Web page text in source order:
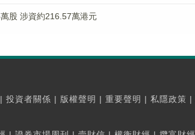
股 涉資約216.57萬港元
| 投資者關係 | 版權聲明 | 重要聲明 | 私隱政策 |